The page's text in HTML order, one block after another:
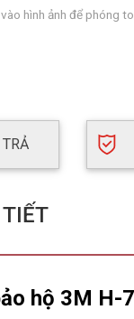
hình ảnh để phóng to
hộ 3M H-